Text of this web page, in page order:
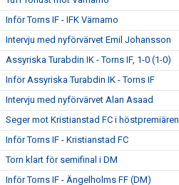
Inför Torns IF - IFK Värnamo
Intervju med nyförvärvet Emil Johansson
Assyriska Turabdin IK - Torns IF, 1-0 (1-0)
Inför Assyriska Turabdin IK - Torns IF
Intervju med nyförvärvet Alan Asaad
Seger mot Kristianstad FC i höstpremiären
Inför Torns IF - Kristianstad FC
Torn klart för semifinal i DM
Inför Torns IF - Ängelholms FF (DM)